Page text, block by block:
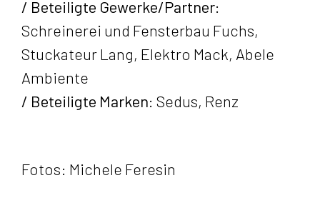
/ Beteiligte Gewerke/Partner:
Schreinerei und Fensterbau Fuchs,
Stuckateur Lang, Elektro Mack, Abele
Ambiente
/ Beteiligte Marken: Sedus, Renz
Fotos: Michele Feresin